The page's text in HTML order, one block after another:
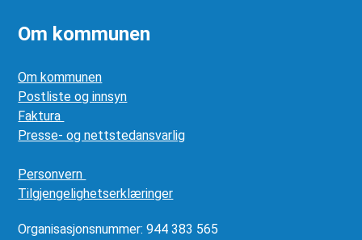
Om kommunen
Om kommunen
Postliste og innsyn
Faktura
Presse- og nettstedansvarlig
Personvern
Tilgjengelighetserklæringer
Organisasjonsnummer: 944 383 565